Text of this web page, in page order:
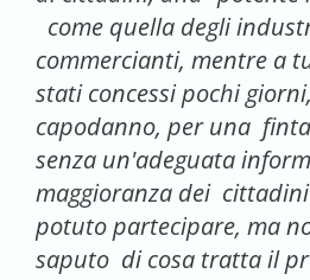
come quella degli
commercianti, mentre a
stati concessi pochi
capodanno, per una
senza un'adeguata
maggioranza dei
potuto partecipare, ma
saputo di cosa tratta il